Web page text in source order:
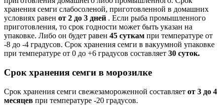
хранения семги слабосоленой, приготовленной в домашних
условиях равен от 2 до 3 дней . Если рыба промышленного
приготовления, то срок годности может быть указан на
упаковке. Либо он будет равен 45 суткам при температуре от
-8 до -4 градусов. Срок хранения семги в вакуумной упаковке
при температуре от 0 до +6 градусов составляет 30 суток.
Срок хранения семги в морозилке
Срок хранения семги свежезамороженной составляет от 3 до 4
месяцев при температуре -20 градусов.